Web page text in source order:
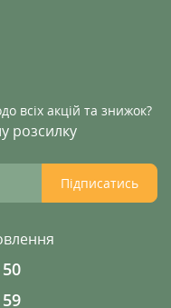
всіх акцій та знижок?
розсилку
Підписатись